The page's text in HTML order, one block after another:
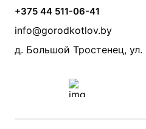
Камины и печи
Дымоходы
Акции
Производители
Монтаж систем отопления
Прайс по монтажу систем
Проект систем отопления
+375 44 511-06-41
info@gorodkotlov.by
д. Большой Тростенец,